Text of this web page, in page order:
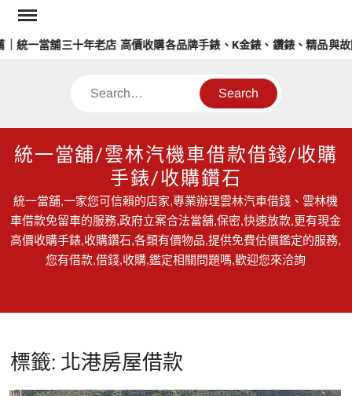
Skip
content
統一當舖三十年老店 高價收購各品牌手錶、K金錶、鑽錶、精品與故
Search
統一當舖/雲林汽機車借款借錢/收購
手錶/收購鑽石
統一當舖,一家您可信賴的店家,專業辦理雲林汽車借錢、雲林機
車借款免留車的服務,政府立案合法當舖,保密,快速放款,更有現金
高價收購手錶,收購鑽石,各類有價物品,提供免費估價鑑定的服務,
您有借款,借錢,收購,鑑定相關問題嗎,歡迎您來洽詢
標籤: 北港房屋借款